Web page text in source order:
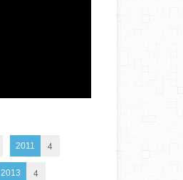
2011 4
2013 4